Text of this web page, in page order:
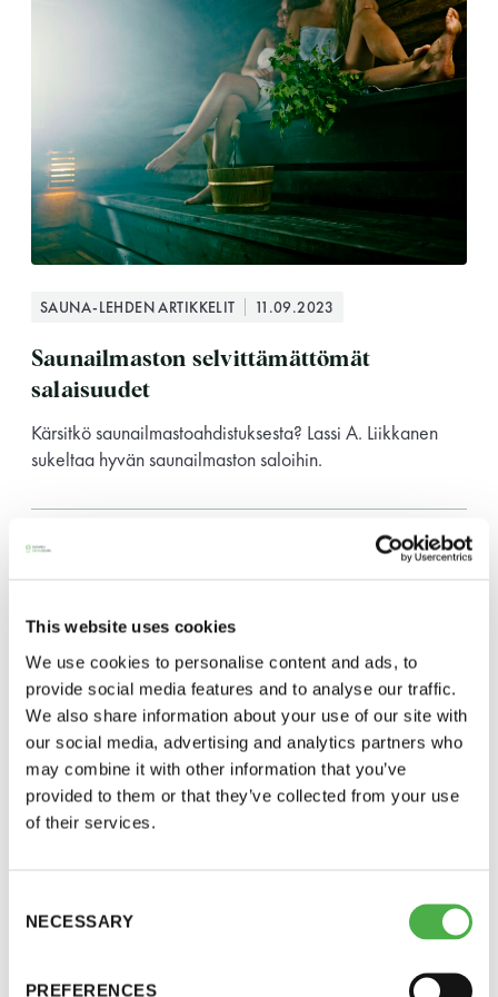
This website uses cookies
We use cookies to personalise content and ads, to
provide social media features and to analyse our traffic.
We also share information about your use of our site with
our social media, advertising and analytics partners who
may combine it with other information that you’ve
provided to them or that they’ve collected from your use
of their services.
Selection
NECESSARY
PREFERENCES
Saunatalo on avoinna
myös helatorstaina
-Naisten päivät ovat maanantai ja
torstai
jaettu lauantai
Hinnasto
25 €
6 €
SAUNA-LEHDEN ARTIKKELIT 11.09.2023
Saunailmaston selvittämättömät
salaisuudet
Kärsitkö saunailmastoahdistuksesta? Lassi A. Liikkanen
sukeltaa hyvän saunailmaston saloihin.
SAUNA-LEHDEN ARTIKKELIT
Lauteiden suunnittelu – lyhyt oppimäärä